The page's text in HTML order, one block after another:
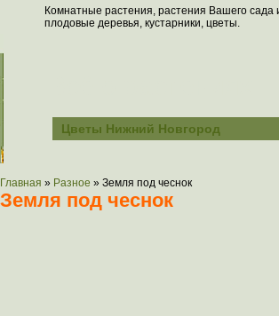
Комнатные растения, растения Вашего сада
плодовые деревья, кустарники, цветы.
Цветы Нижний Новгород
Главная » Разное » Земля под чеснок
Земля под чеснок